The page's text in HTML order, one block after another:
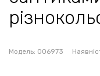
Модель: 006973